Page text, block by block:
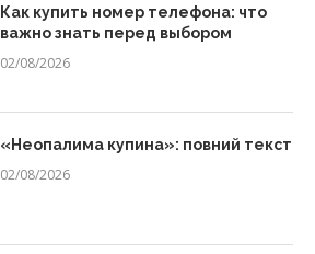
Как купить номер телефона: что
важно знать перед выбором
02/08/2026
«Неопалима купина»: повний текст
02/08/2026